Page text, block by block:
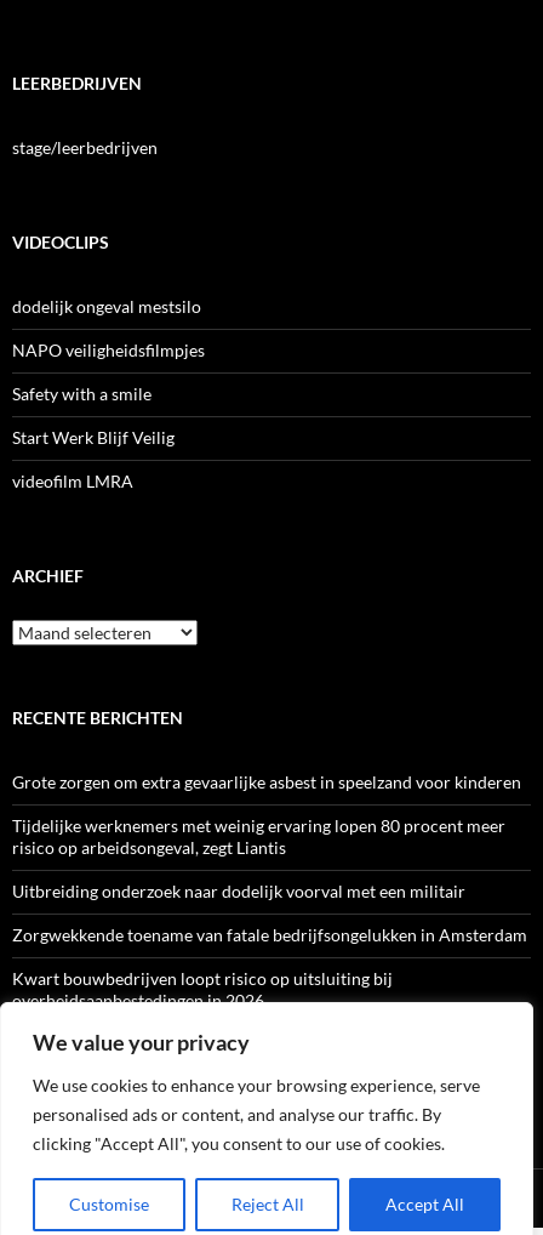
We value your privacy
We use cookies to enhance your browsing experience, serve
personalised ads or content, and analyse our traffic. By
clicking "Accept All", you consent to our use of cookies.
Customise Reject All Accept All
LEERBEDRIJVEN
stage/leerbedrijven
VIDEOCLIPS
dodelijk ongeval mestsilo
NAPO veiligheidsfilmpjes
Safety with a smile
Start Werk Blijf Veilig
videofilm LMRA
ARCHIEF
Archief
RECENTE BERICHTEN
Grote zorgen om extra gevaarlijke asbest in speelzand voor kinderen
Tijdelijke werknemers met weinig ervaring lopen 80 procent meer
risico op arbeidsongeval, zegt Liantis
Uitbreiding onderzoek naar dodelijk voorval met een militair
Zorgwekkende toename van fatale bedrijfsongelukken in Amsterdam
Kwart bouwbedrijven loopt risico op uitsluiting bij
overheidsaanbestedingen in 2026
ARBO-CATALOGI
Ondersteund door WordPress